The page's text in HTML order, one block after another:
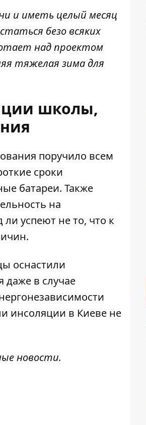
и иметь целый месяц
безо всяких
над проектом
тяжелая зима для
школы,
поручило всем
сроки
батареи. Также
на
успеют не то, что к
оснастили
даже в случае
инсоляции в Киеве не
новости.